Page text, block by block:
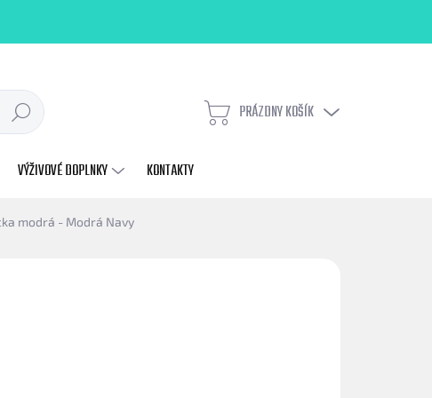
Hľadať NÁKUPNÝ
PRÁZDNY KOŠÍK
VÝŽIVOVÉ DOPLNKY KONTAKTY
modrá - Modrá Navy